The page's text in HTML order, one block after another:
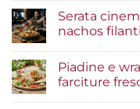
guida
ingredienti
risultato
gourmet
su
Insalate
e
condimenti
a
Serata
nachos
su
Serata
cinema
Piadine e
farciture